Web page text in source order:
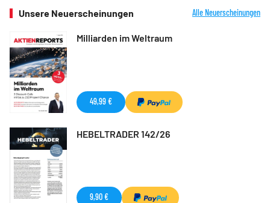
Unsere Neuerscheinungen Alle Neuerscheinungen
Milliarden im Weltraum
49,99 €
HEBELTRADER 142/26
9,90 €